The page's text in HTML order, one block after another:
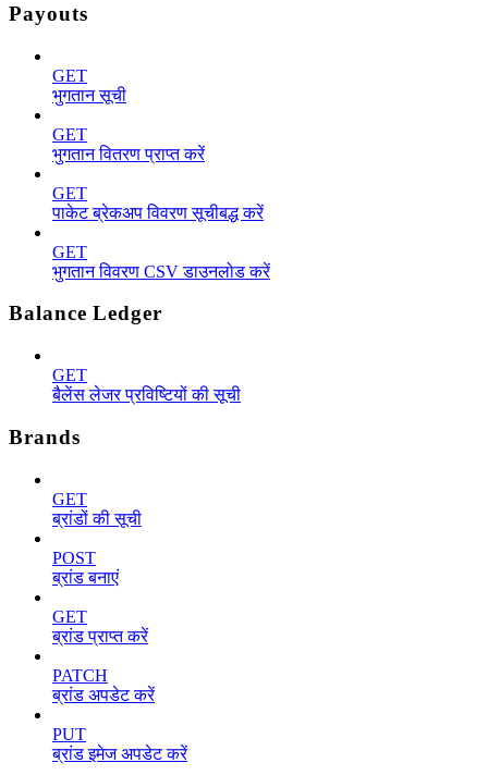
Payouts
GET
भुगतान सूची
GET
भुगतान वितरण प्राप्त करें
GET
पाकेट ब्रेकअप विवरण सूचीबद्ध करें
GET
भुगतान विवरण CSV डाउनलोड करें
Balance Ledger
GET
बैलेंस लेजर प्रविष्टियों की सूची
Brands
GET
ब्रांडों की सूची
POST
ब्रांड बनाएं
GET
ब्रांड प्राप्त करें
PATCH
ब्रांड अपडेट करें
PUT
ब्रांड इमेज अपडेट करें